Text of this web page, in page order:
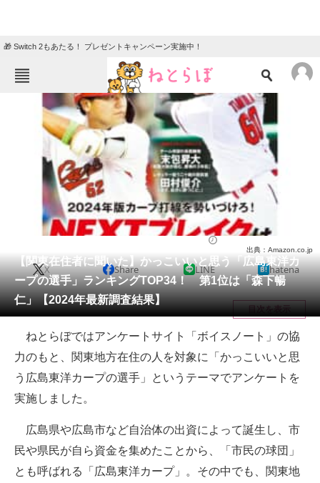
🎁 Switch 2もあたる！ プレゼントキャンペーン実施中！
ねとらぼメニュー
ニュース
クイズ
地域
教育・育児
リサーチ
会員記事
メディア
注目記事を集めた総合ページ
ITの今と未来を見通す
スマホと通信の最新トレンド
ビジネスと働き方のヒント
【関東在住者に聞いた】かっこいいと思う「広島東洋カ
ープの選手」ランキングTOP34！ 第1位は「森下暢
仁」【2024年最新調査結果】
出典：Amazon.co.jp
X Share LINE hatena
目次を表示
ねとらぼではアンケートサイト「ボイスノート」の協
力のもと、関東地方在住の人を対象に「かっこいいと思
う広島東洋カープの選手」というテーマでアンケートを
実施しました。
広島県や広島市など自治体の出資によって誕生し、市
民や県民が自ら資金を集めたことから、「市民の球団」
とも呼ばれる「広島東洋カープ」。その中でも、関東地